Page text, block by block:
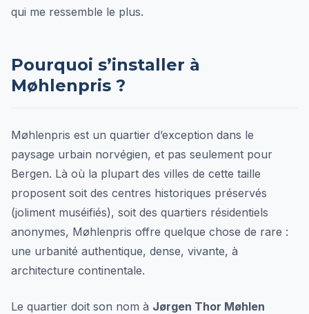
qui me ressemble le plus.
Pourquoi s’installer à
Møhlenpris ?
Møhlenpris est un quartier d’exception dans le
paysage urbain norvégien, et pas seulement pour
Bergen. Là où la plupart des villes de cette taille
proposent soit des centres historiques préservés
(joliment muséifiés), soit des quartiers résidentiels
anonymes, Møhlenpris offre quelque chose de rare :
une urbanité authentique, dense, vivante, à
architecture continentale.
Le quartier doit son nom à Jørgen Thor Møhlen